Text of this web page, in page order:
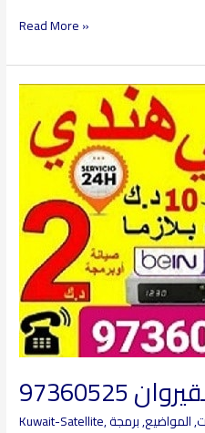
Read More »
Kuwait-Satellite, ,المواضيع,برمجة
فني
ستلايت
القيروان
97360525